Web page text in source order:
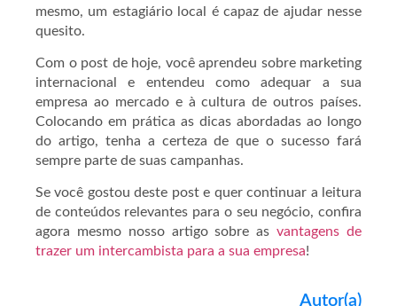
mesmo, um estagiário local é capaz de ajudar nesse
quesito.
Com o post de hoje, você aprendeu sobre marketing
internacional e entendeu como adequar a sua
empresa ao mercado e à cultura de outros países.
Colocando em prática as dicas abordadas ao longo
do artigo, tenha a certeza de que o sucesso fará
sempre parte de suas campanhas.
Se você gostou deste post e quer continuar a leitura
de conteúdos relevantes para o seu negócio, confira
agora mesmo nosso artigo sobre asvantagens de
trazer um intercambista para a sua empresa!
Autor(a)